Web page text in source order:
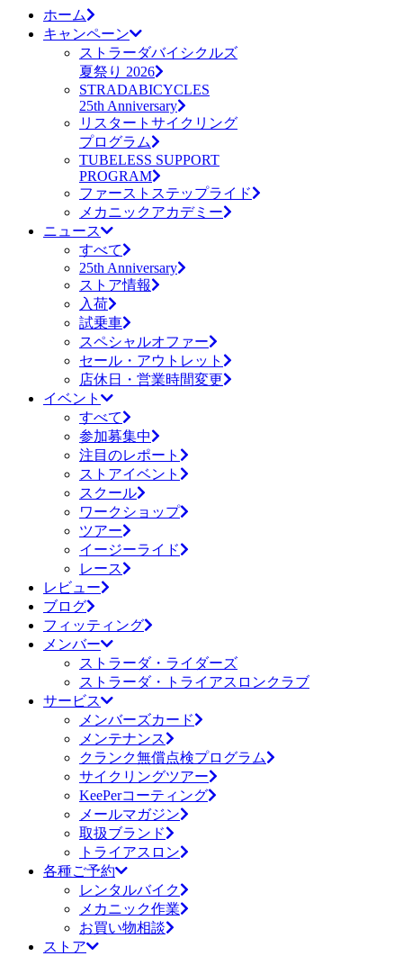
ホーム
キャンペーン
ストラーダバイシクルズ
夏祭り 2026
STRADABICYCLES
25th Anniversary
リスタートサイクリング
プログラム
TUBELESS SUPPORT
PROGRAM
ファーストステップライド
メカニックアカデミー
ニュース
すべて
25th Anniversary
ストア情報
入荷
試乗車
スペシャルオファー
セール・アウトレット
店休日・営業時間変更
イベント
すべて
参加募集中
注目のレポート
ストアイベント
スクール
ワークショップ
ツアー
イージーライド
レース
レビュー
ブログ
フィッティング
メンバー
ストラーダ・ライダーズ
ストラーダ・トライアスロンクラブ
サービス
メンバーズカード
メンテナンス
クランク無償点検プログラム
サイクリングツアー
KeePerコーティング
メールマガジン
取扱ブランド
トライアスロン
各種ご予約
レンタルバイク
メカニック作業
お買い物相談
ストア